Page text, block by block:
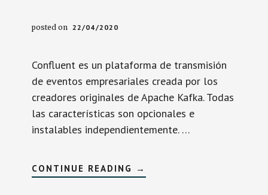
posted on 22/04/2020
Confluent es un plataforma de transmisión
de eventos empresariales creada por los
creadores originales de Apache Kafka. Todas
las características son opcionales e
instalables independientemente. …
CONTINUE READING SOBRECONFLUENT
→